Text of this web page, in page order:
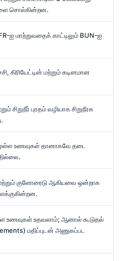
சொல்கின்றன.
ஐ மாற்றுவதைக் காட்டிலும் BUN-ஐ
கிரியேட்டின் மற்றும் கடினமான
சிறுநீர் புரதம் வழியாக சிறுநீரக
உணவுகள் தானாகவே தடை
குளோரைடு ஆகியவை ஒன்றாக
உணவுகள் உதவலாம்; ஆனால் கூடுதல்
மதிப்புடன் அணுகப்பட